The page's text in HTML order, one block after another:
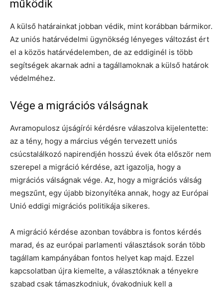
működik
A külső határainkat jobban védik, mint korábban bármikor.
Az uniós határvédelmi ügynökség lényeges változást ért
el a közös határvédelemben, de az eddiginél is több
segítségek akarnak adni a tagállamoknak a külső határok
védelméhez.
Vége a migrációs válságnak
Avramopulosz újságírói kérdésre válaszolva kijelentette:
az a tény, hogy a március végén tervezett uniós
csúcstalálkozó napirendjén hosszú évek óta először nem
szerepel a migráció kérdése, azt igazolja, hogy a
migrációs válságnak vége. Az, hogy a migrációs válság
megszűnt, egy újabb bizonyítéka annak, hogy az Európai
Unió eddigi migrációs politikája sikeres.
A migráció kérdése azonban továbbra is fontos kérdés
marad, és az európai parlamenti választások során több
tagállam kampányában fontos helyet kap majd. Ezzel
kapcsolatban újra kiemelte, a választóknak a tényekre
szabad csak támaszkodniuk, óvakodniuk kell a